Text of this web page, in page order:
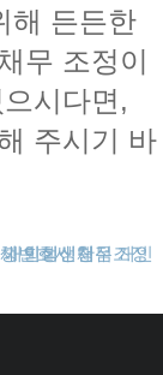
해 든든한
무 조정이
시다면,
주시기 바
변호사
개인회생단점
회생신청